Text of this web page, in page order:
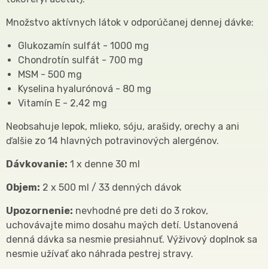
Množstvo aktívnych látok v odporúčanej dennej dávke:
Glukozamín sulfát - 1000 mg
Chondrotín sulfát - 700 mg
MSM - 500 mg
Kyselina hyalurónová - 80 mg
Vitamín E - 2,42 mg
Neobsahuje lepok, mlieko, sóju, arašidy, orechy a ani
ďalšie zo 14 hlavných potravinových alergénov.
Dávkovanie: 1 x denne 30 ml
Objem: 2 x 500 ml / 33 denných dávok
Upozornenie: nevhodné pre deti do 3 rokov,
uchovávajte mimo dosahu maých detí. Ustanovená
denná dávka sa nesmie presiahnuť. Výživový doplnok sa
nesmie užívať ako náhrada pestrej stravy.